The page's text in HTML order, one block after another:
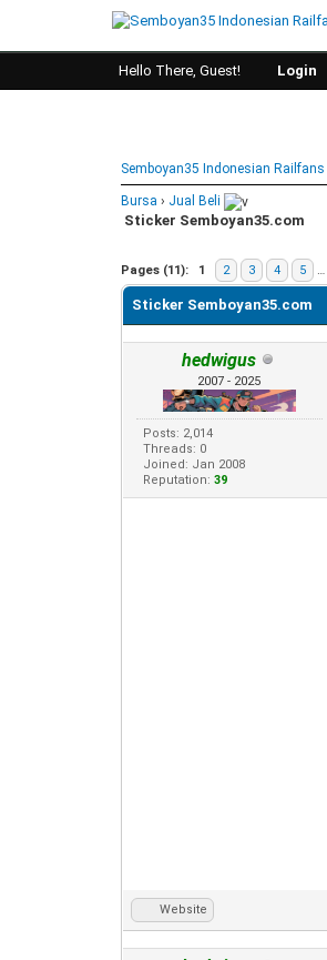
Hello There, Guest! Login
Semboyan35 Indonesian Railfans
Bursa › Jual Beli
Sticker Semboyan35.com
Pages (11): 1 2 3 4 5 …
0 Vote(s) - 0 Average
1
2
3
4
5
Sticker Semboyan35.com
hedwigus
2007 - 2025
Posts: 2,014
Threads: 0
Joined: Jan 2008
Reputation: 39
Website